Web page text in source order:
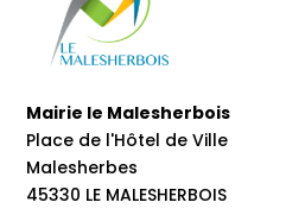
Mairie le Malesherbois
Place de l'Hôtel de Ville
Malesherbes
45330 LE MALESHERBOIS